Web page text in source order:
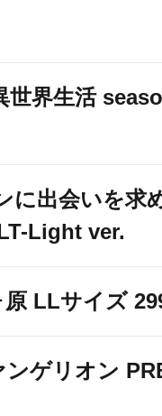
界生活
に出会いを求
Light ver.
LLサイズ
ゲリオン